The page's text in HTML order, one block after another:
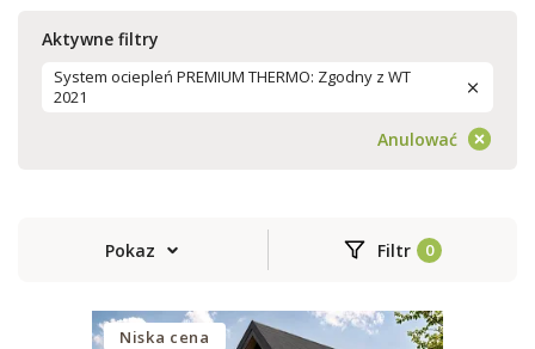
Aktywne filtry
System ociepleń PREMIUM THERMO: Zgodny z WT
2021
Anulować
Pokaz Filtr
Niska cena